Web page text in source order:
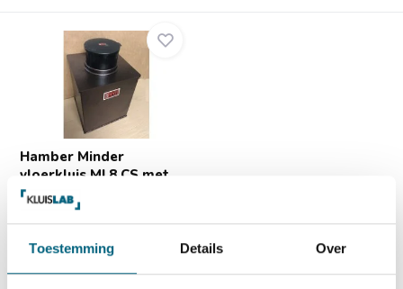
Toestemming Details Over
Hamber Minder
vloerkluis MI 8 CS met
ci...
Hamber Minder vloerkluis.
Op voorraad